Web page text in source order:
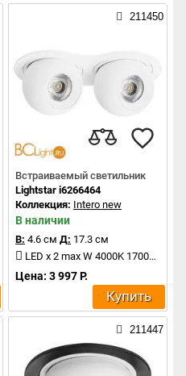
211450
Встраиваемый светильник
Lightstar i6266464
Коллекция: Intero new
В наличии
В: 4.6 см Д: 17.3 см
LED x 2 max W 4000K 1700Lm
Цена: 3 997 Р.
Купить
211447